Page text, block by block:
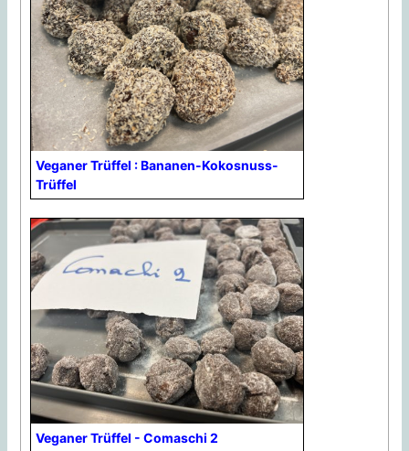
Veganer Trüffel : Bananen-Kokosnuss-
Trüffel
Veganer Trüffel - Comaschi 2